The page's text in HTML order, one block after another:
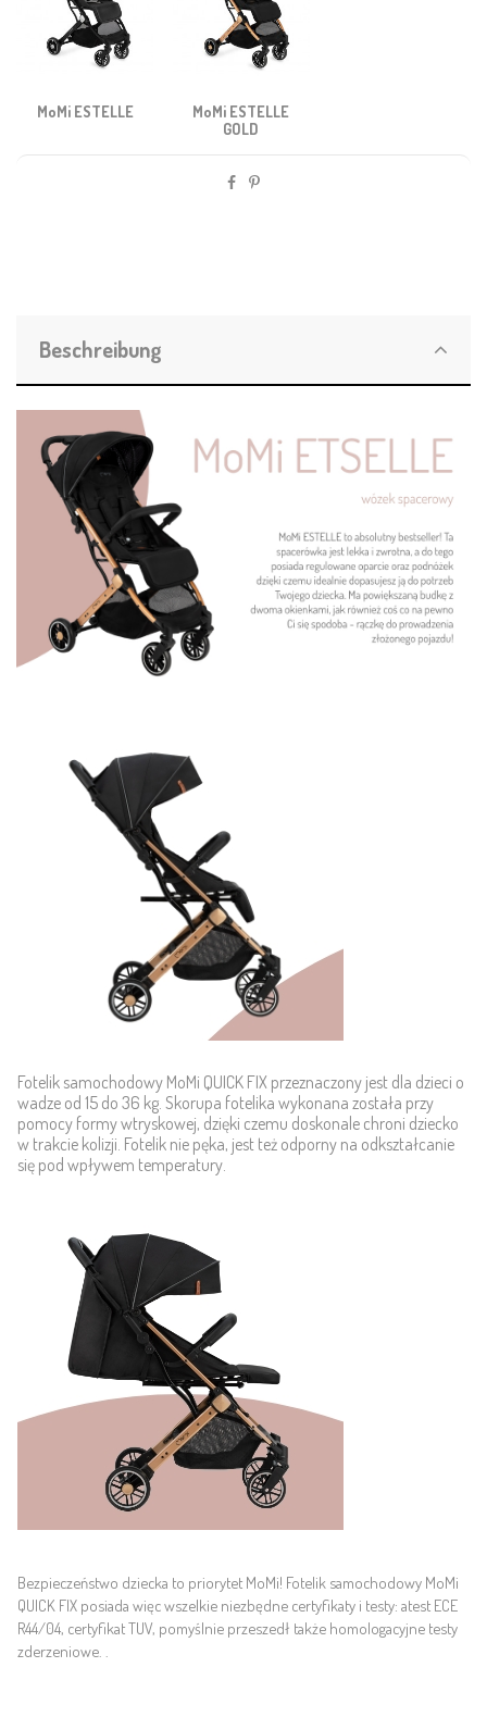
MoMi ESTELLE
MoMi ESTELLE
GOLD
Beschreibung
Fotelik samochodowy MoMi QUICK FIX przeznaczony jest dla dzieci o
wadze od 15 do 36 kg. Skorupa fotelika wykonana została przy
pomocy formy wtryskowej, dzięki czemu doskonale chroni dziecko
w trakcie kolizji. Fotelik nie pęka, jest też odporny na odkształcanie
się pod wpływem temperatury.
Bezpieczeństwo dziecka to priorytet MoMi! Fotelik samochodowy MoMi
QUICK FIX posiada więc wszelkie niezbędne certyfikaty i testy: atest ECE
R44/04, certyfikat TUV, pomyślnie przeszedł także homologacyjne testy
zderzeniowe.